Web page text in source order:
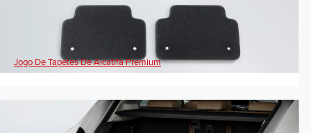
Jogo De Tapetes De Alcatifa Premium